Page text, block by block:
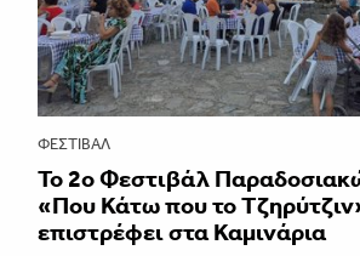
ΦΕΣΤΙΒΑΛ
Το 2ο Φεστιβάλ
«Που Κάτω που το
επιστρέφει στα Καμινάρια